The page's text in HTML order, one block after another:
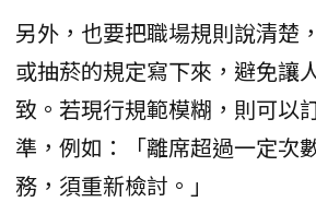
另外，也要把職場規則說清楚
或抽菸的規定寫下來，避免讓
致。若現行規範模糊，則可以
準，例如：「離席超過一定次
務，須重新檢討。」